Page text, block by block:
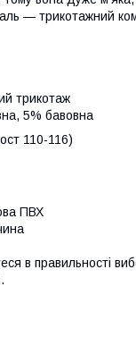
— трикотажний
трикотаж
5% бавовна
110-116)
ПВХ
в правильності